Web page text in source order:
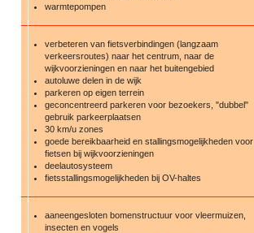
warmtepompen
verbeteren van fietsverbindingen (langzaam
verkeersroutes) naar het centrum, naar de
wijkvoorzieningen en naar het buitengebied
autoluwe delen in de wijk
parkeren op eigen terrein
geconcentreerd parkeren voor bezoekers, "dubbel"
gebruik parkeerplaatsen
30 km/u zones
goede bereikbaarheid en stallingsmogelijkheden voor
fietsen bij wijkvoorzieningen
deelautosysteem
fietsstallingsmogelijkheden bij OV-haltes
aaneengesloten bomenstructuur voor vleermuizen,
insecten en vogels